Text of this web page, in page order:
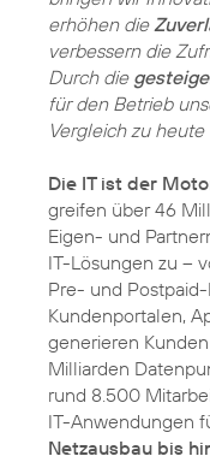
erhöhen die
verbessern die
Durch die
für den Betrieb
Vergleich zu heute
Die IT ist der
greifen über 46
Eigen- und
IT-Lösungen zu –
Pre- und
Kundenportalen,
generieren
Milliarden
rund 8.500
IT-Anwendungen
Netzausbau bis